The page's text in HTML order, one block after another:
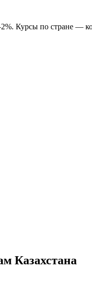
Курсы по стране —
Казахстана